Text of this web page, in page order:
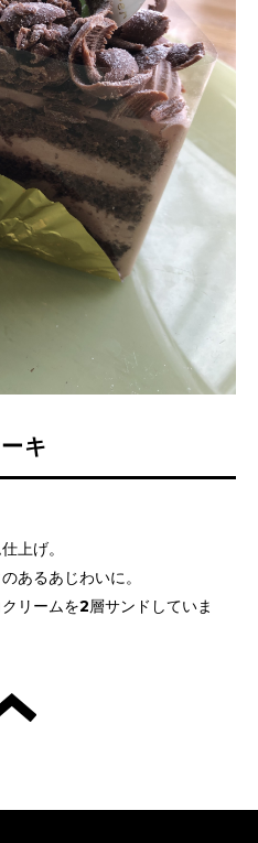
キ
上げ。
あるあじわいに。
リームを2層サンドしていま